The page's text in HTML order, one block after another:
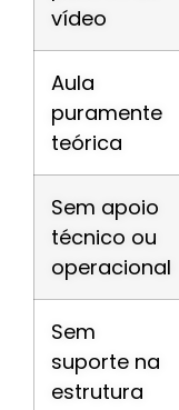
vídeo
Aula
puramente
teórica
Sem apoio
técnico ou
operacional
Sem
suporte na
estrutura